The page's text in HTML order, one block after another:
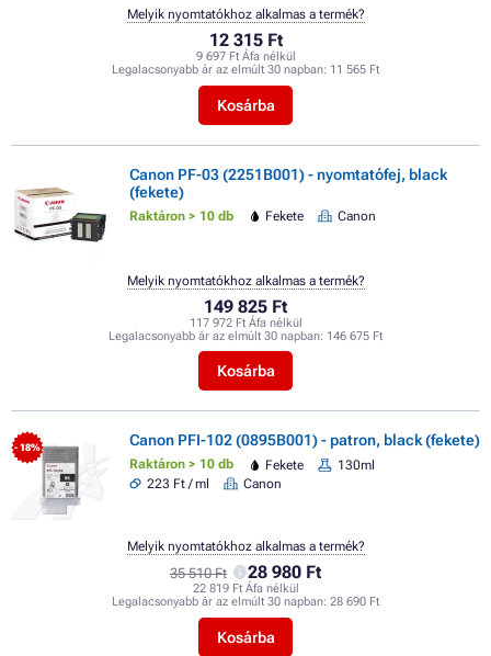
12 315 Ft
9 697 Ft Áfa nélkül
Legalacsonyabb ár az elmúlt 30 napban: 11 565 Ft
Kosárba
Melyik nyomtatókhoz alkalmas a termék?
Canon PF-03 (2251B001) - nyomtatófej, black
(fekete)
Raktáron > 10 db Fekete Canon
149 825 Ft
117 972 Ft Áfa nélkül
Legalacsonyabb ár az elmúlt 30 napban: 146 675 Ft
Kosárba
Melyik nyomtatókhoz alkalmas a termék?
- 18% Canon PFI-102 (0895B001) - patron, black (fekete)
Raktáron > 10 db Fekete
130ml
223 Ft / ml
Canon
35 510 Ft 28 980 Ft
22 819 Ft Áfa nélkül
Legalacsonyabb ár az elmúlt 30 napban: 28 690 Ft
Kosárba
Melyik nyomtatókhoz alkalmas a termék?